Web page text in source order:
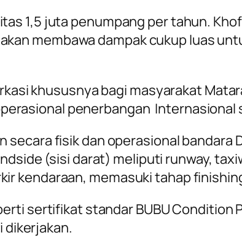
1,5 juta penumpang per tahun.
membawa dampak cukup luas
khususnya bagi masyarakat
penerbangan Internasional
secara fisik dan operasional bandara
(sisi darat) meliputi runway,
kendaraan, memasuki tahap
sertifikat standar BUBU Condition
dikerjakan.